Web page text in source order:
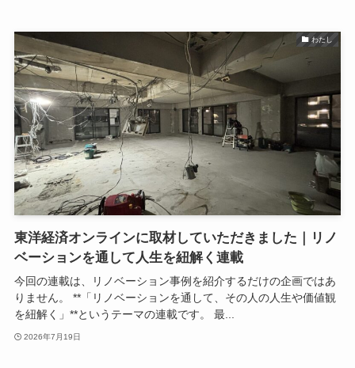
わたし
東洋経済オンラインに取材していただきました｜リノ
ベーションを通して人生を紐解く連載
今回の連載は、リノベーション事例を紹介するだけの企画ではあ
りません。 **「リノベーションを通して、その人の人生や価値観
を紐解く」**というテーマの連載です。 最...
2026年7月19日